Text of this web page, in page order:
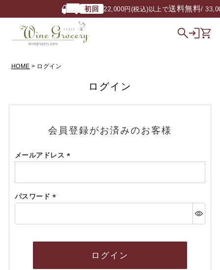
初回 22,000円(税込)以上で送料無料/
HOME ログイン
ログイン
会員登録がお済みのお客様
メールアドレス
須)
パスワード
須)
ログイン